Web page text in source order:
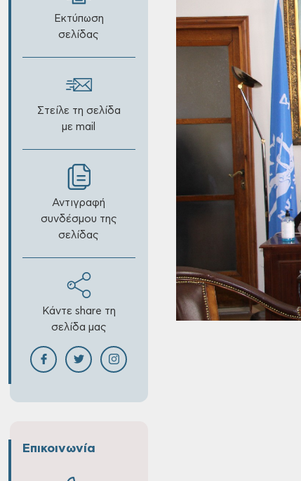
Εκτύπωση
σελίδας
Στείλε τη σελίδα
με mail
Αντιγραφή
συνδέσμου της
σελίδας
Κάντε share τη
σελίδα μας
Επικοινωνία